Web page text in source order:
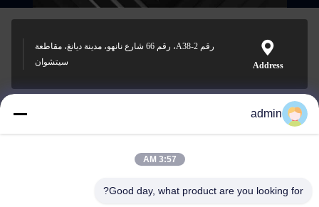
Address
رقم A38-2، رقم 66 شارع نانهو، مدينة ديانغ، مقاطعة
سيتشوان
Nero@enlaibio.com
admin
3:57 AM
Good day, what product are you looking for?